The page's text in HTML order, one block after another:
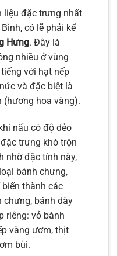
liệu đặc trưng nhất
có lẽ phải kể
Hưng. Đây là
nhiều ở vùng
với hạt nếp
và đặc biệt là
(hương hoa vàng).
nấu có độ dẻo
trưng khó trộn
nhờ đặc tính này,
bánh chưng,
biến thành các
chưng, bánh dày
riêng: vỏ bánh
vàng ươm, thịt
bùi.